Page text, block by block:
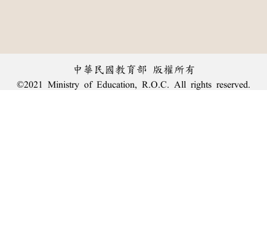
中華民國教育部 版權所有
©2021 Ministry of Education, R.O.C. All rights reserved.